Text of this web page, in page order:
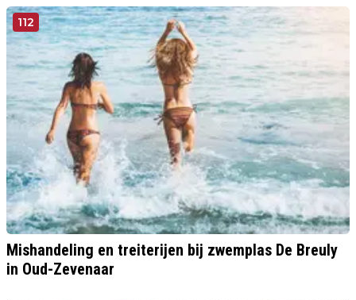
112
Mishandeling en treiterijen bij zwemplas De Breuly
in Oud-Zevenaar